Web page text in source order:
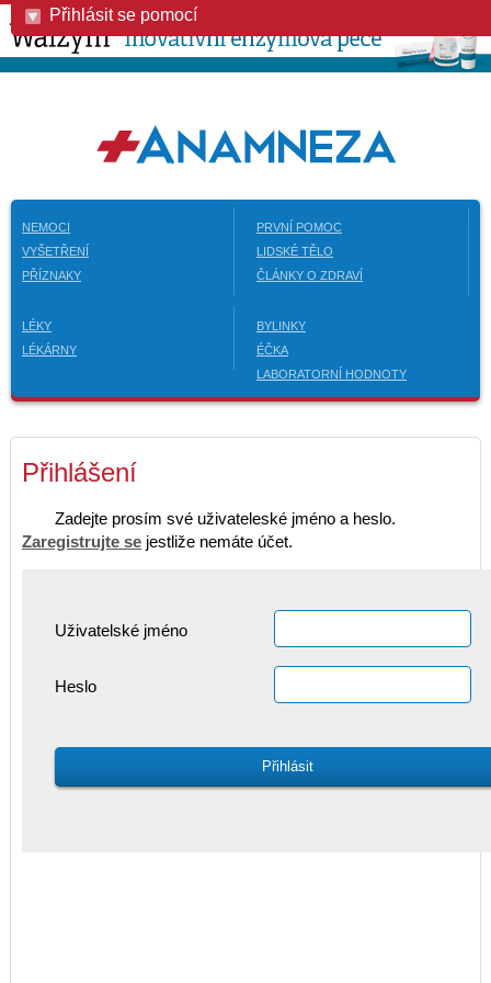
Přihlásit se pomocí
NEMOCI
VYŠETŘENÍ
PŘÍZNAKY
PRVNÍ POMOC
LIDSKÉ TĚLO
ČLÁNKY O ZDRAVÍ
LÉKY
LÉKÁRNY
BYLINKY
ÉČKA
LABORATORNÍ HODNOTY
Přihlášení
Zadejte prosím své uživateleské jméno a heslo.
Zaregistrujte se jestliže nemáte účet.
Uživatelské jméno
Heslo